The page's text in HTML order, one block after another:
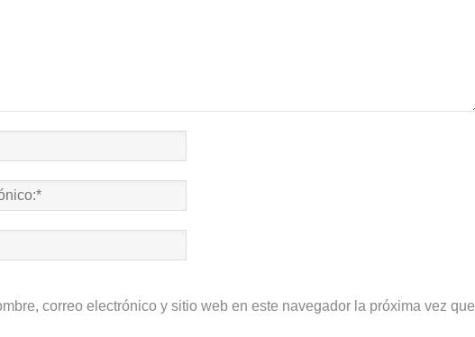
correo electrónico y sitio web en este navegador la próxima vez que